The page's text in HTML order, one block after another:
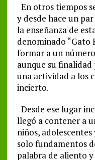
En otros tiempos
y desde hace un
la enseñanza de
denominado “Gato
formar a un
aunque su
una actividad a los
incierto.
Desde ese lugar
llegó a contener a
niños,
solo fundamentos
palabra de aliento